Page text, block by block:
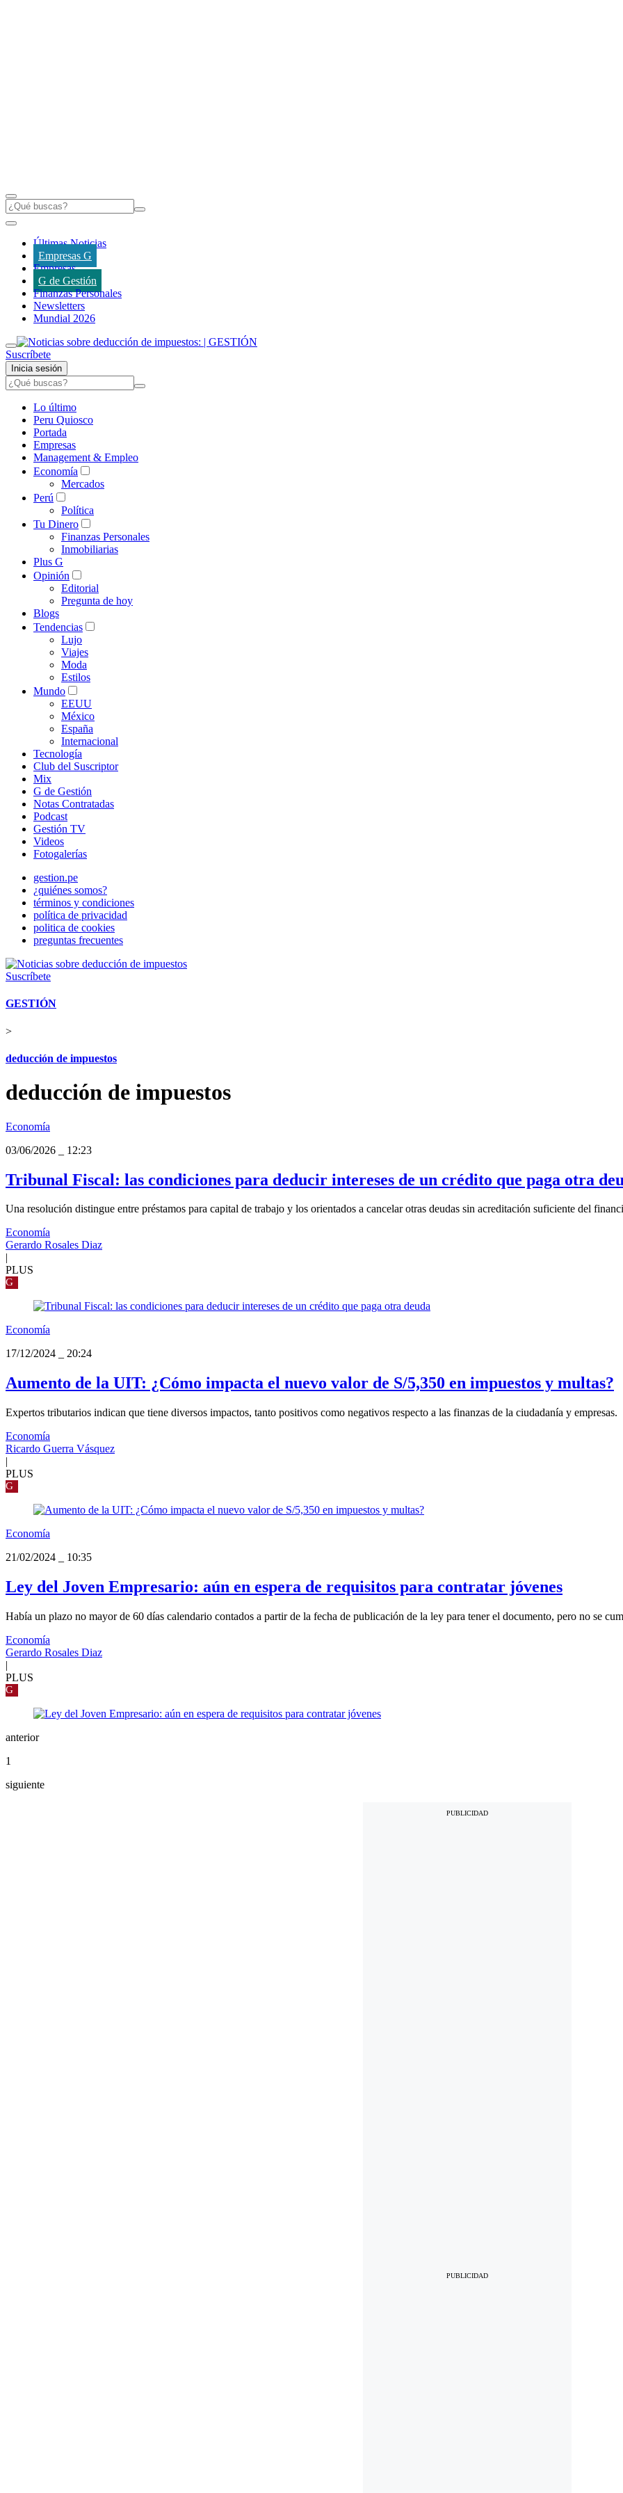
Últimas Noticias
Empresas G
Empresas
G de Gestión
Finanzas Personales
Newsletters
Mundial 2026
Suscríbete
Inicia sesión
Lo último
Peru Quiosco
Portada
Empresas
Management & Empleo
Economía
Mercados
Perú
Política
Tu Dinero
Finanzas Personales
Inmobiliarias
Plus G
Opinión
Editorial
Pregunta de hoy
Blogs
Tendencias
Lujo
Viajes
Moda
Estilos
Mundo
EEUU
México
España
Internacional
Tecnología
Club del Suscriptor
Mix
G de Gestión
Notas Contratadas
Podcast
Gestión TV
Videos
Fotogalerías
gestion.pe
¿quiénes somos?
términos y condiciones
política de privacidad
politica de cookies
preguntas frecuentes
Suscríbete
GESTIÓN
>
deducción de impuestos
deducción de impuestos
Economía
03/06/2026
12:23
Tribunal Fiscal: las condiciones para deducir intereses de un crédito que paga otra
Una resolución distingue entre préstamos para capital de trabajo y los orientados a cancelar otras deudas sin acreditación suficiente del
Economía
Gerardo Rosales Diaz
PLUS
G
Economía
17/12/2024
20:24
Aumento de la UIT: ¿Cómo impacta el nuevo valor de S/5,350 en impuestos y multas?
Expertos tributarios indican que tiene diversos impactos, tanto positivos como negativos respecto a las finanzas de la ciudadanía y empresas.
Economía
Ricardo Guerra Vásquez
|
PLUS
G
Economía
21/02/2024
10:35
Ley del Joven Empresario: aún en espera de requisitos para contratar jóvenes
Había un plazo no mayor de 60 días calendario contados a partir de la fecha de publicación de la ley para tener el documento, pero no se
Economía
Gerardo Rosales Diaz
|
PLUS
G
anterior
1
siguiente